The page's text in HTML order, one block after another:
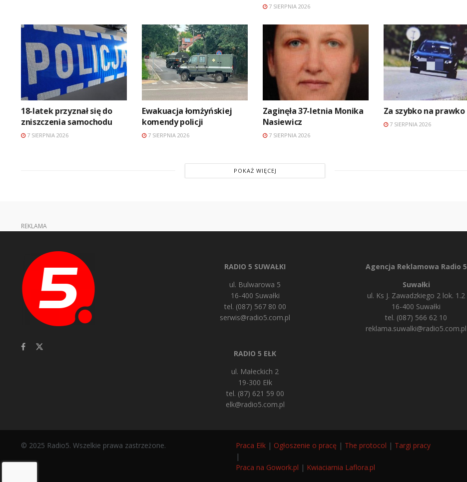
7 SIERPNIA 2026
18-latek przyznał się do
zniszczenia samochodu
7 SIERPNIA 2026
Ewakuacja łomżyńskiej
komendy policji
7 SIERPNIA 2026
Zaginęła 37-letnia Monika
Nasiewicz
7 SIERPNIA 2026
Za szybko na prawko
7 SIERPNIA 2026
POKAŻ WIĘCEJ
REKLAMA
RADIO 5 SUWAŁKI
ul. Bulwarowa 5
16-400 Suwałki
tel. (087) 567 80 00
serwis@radio5.com.pl
RADIO 5 EŁK
ul. Małeckich 2
19-300 Ełk
tel. (87) 621 59 00
elk@radio5.com.pl
Agencja Reklamowa Radio 5
Suwałki
ul. Ks J. Zawadzkiego 2 lok. 1.2
16-400 Suwałki
tel. (087) 566 62 10
reklama.suwalki@radio5.com.pl
© 2025 Radio5. Wszelkie prawa zastrzeżone. Praca Ełk | Ogłoszenie o pracę | The protocol | Targi pracy
|
Praca na Gowork.pl | Kwiaciarnia Laflora.pl